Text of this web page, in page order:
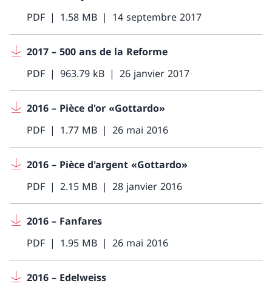
PDF
1.58 MB 14 septembre 2017
2017 – 500 ans de la Reforme
PDF
963.79 kB 26 janvier 2017
2016 – Pièce d'or «Gottardo»
PDF
1.77 MB 26 mai 2016
2016 – Pièce d'argent «Gottardo»
PDF
2.15 MB 28 janvier 2016
2016 – Fanfares
PDF
1.95 MB 26 mai 2016
2016 – Edelweiss